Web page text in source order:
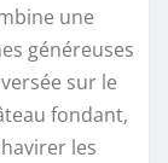
une
généreuses
sur le
fondant,
les